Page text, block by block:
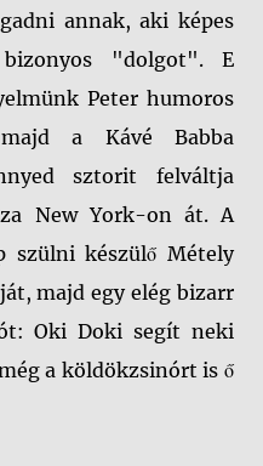
annak, aki képes
"dolgot". E
Peter humoros
a Kávé Babba
sztorit felváltja
New York-on át. A
szülni készülő Métely
majd egy elég bizarr
Oki Doki segít neki
a köldökzsinórt is ő